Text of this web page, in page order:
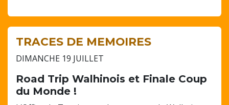
TRACES DE MEMOIRES
DIMANCHE 19 JUILLET
Road Trip Walhinois et Finale Coup
du Monde !